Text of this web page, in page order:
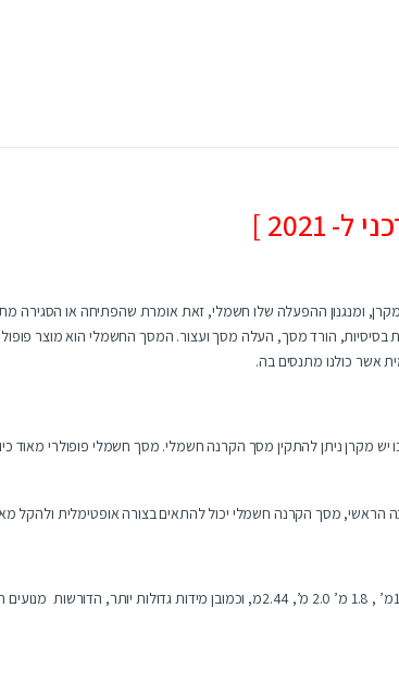
]
ומנגנון ההפעלה שלו חשמלי, זאת אומרת שהפתיחה או הסגירה
מסך ההקרנה, במקרים רבים ע”י שלט רחוק הנותן לנו 3 פעולות בסיסיות, הורד מסך, העלה מסך
אשר כולנו מתנסים בה.
מקרן ניתן להתקין מסך הקרנה חשמלי. מסך חשמלי פופולרי
מסך הקרנה חשמלי יכול להתאים בצורה אופטימלית ולהקל